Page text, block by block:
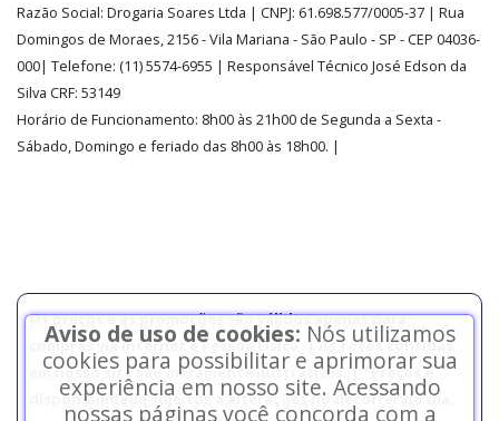
Razão Social: Drogaria Soares Ltda | CNPJ: 61.698.577/0005-37 | Rua
Domingos de Moraes, 2156-Vila Mariana - São Paulo - SP - CEP 04036-
000| Telefone: (11)5574-6955 | Responsável Técnico José Edson da
Silva CRF: 53149
Horário de Funcionamento: 8h00 às 21h00 de Segunda a Sexta -
Sábado, Domingo e feriado das 8h00 às 18h00. |
Os preços e as promoções são válidos apenas para
compras via internet e Pessoa Física. | As fotos contidas
em nosso site são meramente ilustrativas. | *Preços e
disponibilidade sujeitos a alterações no decorrer do dia.
Aviso de uso de cookies: Nós utilizamos
cookies para possibilitar e aprimorar sua
experiência em nosso site. Acessando
nossas páginas você concorda com a